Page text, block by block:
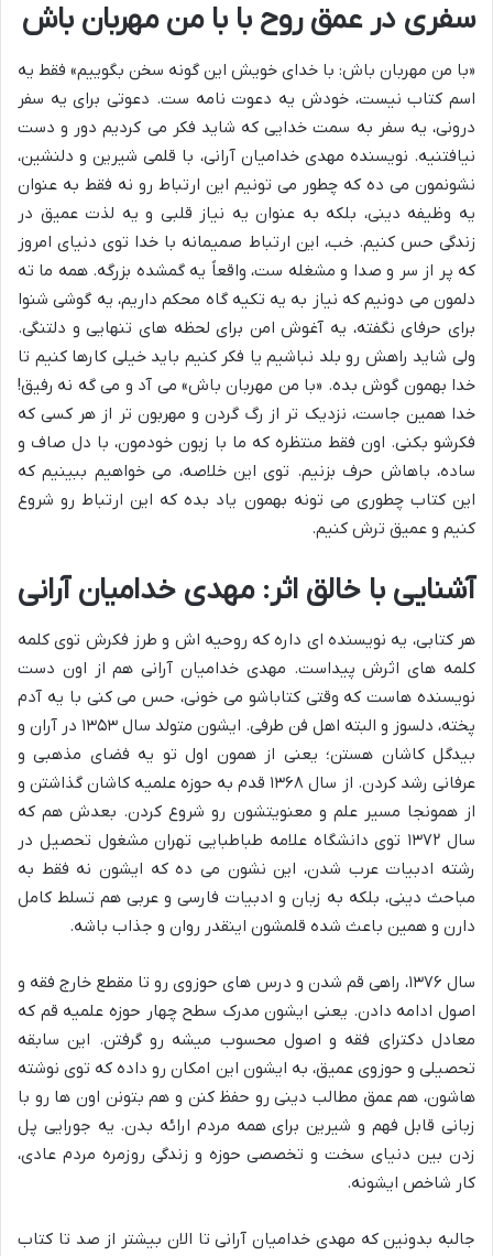
سفری در عمق روح با با من مهربان باش
«با من مهربان باش: با خدای خویش این گونه سخن بگوییم» فقط یه
اسم کتاب نیست، خودش یه دعوت نامه ست. دعوتی برای یه سفر
درونی، یه سفر به سمت خدایی که شاید فکر می کردیم دور و دست
نیافتنیه. نویسنده مهدی خدامیان آرانی، با قلمی شیرین و دلنشین،
نشونمون می ده که چطور می تونیم این ارتباط رو نه فقط به عنوان
یه وظیفه دینی، بلکه به عنوان یه نیاز قلبی و یه لذت عمیق در
زندگی حس کنیم. خب، این ارتباط صمیمانه با خدا توی دنیای امروز
که پر از سر و صدا و مشغله ست، واقعاً یه گمشده بزرگه. همه ما ته
دلمون می دونیم که نیاز به یه تکیه گاه محکم داریم، یه گوشی شنوا
برای حرفای نگفته، یه آغوش امن برای لحظه های تنهایی و دلتنگی.
ولی شاید راهش رو بلد نباشیم یا فکر کنیم باید خیلی کارها کنیم تا
خدا بهمون گوش بده. «با من مهربان باش» می آد و می گه نه رفیق!
خدا همین جاست، نزدیک تر از رگ گردن و مهربون تر از هر کسی که
فکرشو بکنی. اون فقط منتظره که ما با زبون خودمون، با دل صاف و
ساده، باهاش حرف بزنیم. توی این خلاصه، می خواهیم ببینیم که
این کتاب چطوری می تونه بهمون یاد بده که این ارتباط رو شروع
کنیم و عمیق ترش کنیم.
آشنایی با خالق اثر: مهدی خدامیان آرانی
هر کتابی، یه نویسنده ای داره که روحیه اش و طرز فکرش توی کلمه
کلمه های اثرش پیداست. مهدی خدامیان آرانی هم از اون دست
نویسنده هاست که وقتی کتاباشو می خونی، حس می کنی با یه آدم
پخته، دلسوز و البته اهل فن طرفی. ایشون متولد سال ۱۳۵۳ در آران و
بیدگل کاشان هستن؛ یعنی از همون اول تو یه فضای مذهبی و
عرفانی رشد کردن. از سال ۱۳۶۸ قدم به حوزه علمیه کاشان گذاشتن و
از همونجا مسیر علم و معنویتشون رو شروع کردن. بعدش هم که
سال ۱۳۷۲ توی دانشگاه علامه طباطبایی تهران مشغول تحصیل در
رشته ادبیات عرب شدن، این نشون می ده که ایشون نه فقط به
مباحث دینی، بلکه به زبان و ادبیات فارسی و عربی هم تسلط کامل
دارن و همین باعث شده قلمشون اینقدر روان و جذاب باشه.
سال ۱۳۷۶، راهی قم شدن و درس های حوزوی رو تا مقطع خارج فقه و
اصول ادامه دادن. یعنی ایشون مدرک سطح چهار حوزه علمیه قم که
معادل دکترای فقه و اصول محسوب میشه رو گرفتن. این سابقه
تحصیلی و حوزوی عمیق، به ایشون این امکان رو داده که توی نوشته
هاشون، هم عمق مطالب دینی رو حفظ کنن و هم بتونن اون ها رو با
زبانی قابل فهم و شیرین برای همه مردم ارائه بدن. یه جورایی پل
زدن بین دنیای سخت و تخصصی حوزه و زندگی روزمره مردم عادی،
کار شاخص ایشونه.
جالبه بدونین که مهدی خدامیان آرانی تا الان بیشتر از صد تا کتاب